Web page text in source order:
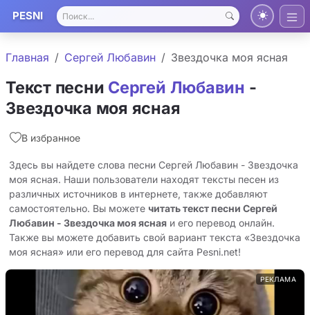
PESNI
Главная Сергей Любавин Звездочка моя ясная
Текст песни Сергей Любавин -
Звездочка моя ясная
В избранное
Здесь вы найдете слова песни Сергей Любавин - Звездочка
моя ясная. Наши пользователи находят тексты песен из
различных источников в интернете, также добавляют
самостоятельно. Вы можете читать текст песни Сергей
Любавин - Звездочка моя ясная и его перевод онлайн.
Также вы можете добавить свой вариант текста «Звездочка
моя ясная» или его перевод для сайта Pesni.net!
РЕКЛАМА